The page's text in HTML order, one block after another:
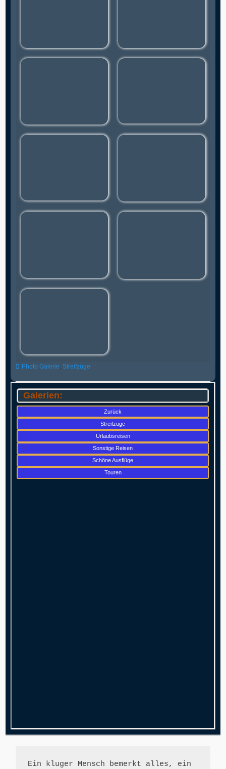
Kategorien
Photo Galerie, Streifzüge
Galerien:
Zurück
Streifzüge
Urlaubsreisen
Sonstige Reisen
Schöne Ausflüge
Touren
Ein kluger Mensch bemerkt alles, ein